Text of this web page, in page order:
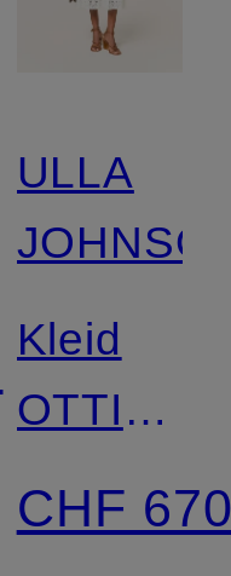
ULLA
Kleid
OTTILIE
aus
CHF